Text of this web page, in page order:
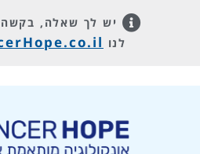
יש לך שאלה,
לנו